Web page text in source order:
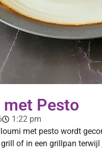
Pesto
1:22 pm
met pesto wordt
of in een grillpan